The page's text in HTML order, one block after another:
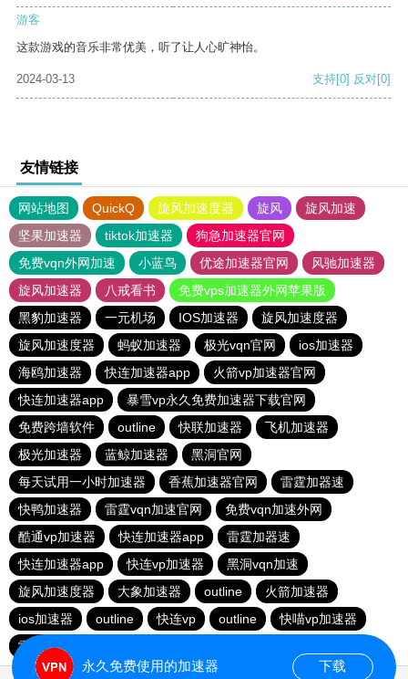
游客
这款游戏的音乐非常优美，听了让人心旷神怡。
2024-03-13 支持[0] 反对[0]
友情链接
网站地图 QuickQ 旋风加速度器 旋风
旋风加速
坚果加速器
tiktok加速器
狗急加速器官网
免费vqn外网加速
小蓝鸟 优途加速器官网
风驰加速器
旋风加速器
八戒看书
免费vps加速器外网苹果版
黑豹加速器
一元机场 IOS加速器
旋风加速度器
旋风加速度器
蚂蚁加速器 极光vqn官网
ios加速器
海鸥加速器
快连加速器app
火箭vp加速器官网
快连加速器app
暴雪vp永久免费加速器下载官网
免费跨墙软件
outline 快联加速器
飞机加速器
极光加速器
蓝鲸加速器
黑洞官网
每天试用一小时加速器
香蕉加速器官网
雷霆加器速
快鸭加速器
雷霆vqn加速官网
免费vqn加速外网
酷通vp加速器
快连加速器app
雷霆加器速
快连加速器app
快连vp加速器
黑洞vqn加速
旋风加速度器
大象加速器 outline
火箭加速器
ios加速器
outline 快连vp outline
快喵vp加速器
雷霆加器速
永久免费使用的加速器 下载